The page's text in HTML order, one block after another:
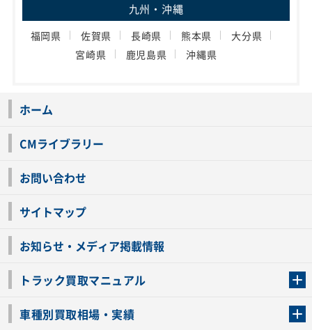
九州・沖縄
福岡県 佐賀県 長崎県 熊本県
大分県
宮崎県
鹿児島県 沖縄県
ホーム
CMライブラリー
お問い合わせ
サイトマップ
お知らせ・メディア掲載情報
トラック買取マニュアル
車種別買取相場・実績